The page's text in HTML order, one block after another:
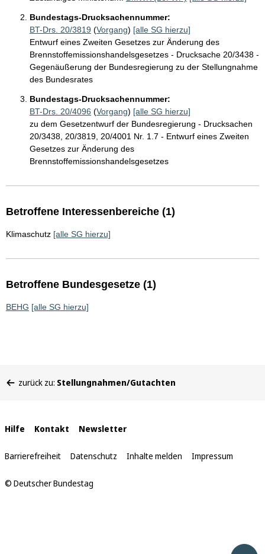
Bundestags-Drucksachennummer:
BT-Drs. 20/3819 (Vorgang) [alle SG hierzu]
Entwurf eines Zweiten Gesetzes zur Änderung des
Brennstoffemissionshandelsgesetzes - Drucksache 20/3438 -
Gegenäußerung der Bundesregierung zu der Stellungnahme
des Bundesrates
Bundestags-Drucksachennummer:
BT-Drs. 20/4096 (Vorgang) [alle SG hierzu]
zu dem Gesetzentwurf der Bundesregierung - Drucksachen
20/3438, 20/3819, 20/4001 Nr. 1.7 - Entwurf eines Zweiten
Gesetzes zur Änderung des
Brennstoffemissionshandelsgesetzes
Betroffene Interessenbereiche (1)
Klimaschutz [alle SG hierzu]
Betroffene Bundesgesetze (1)
BEHG [alle SG hierzu]
befinden
zurück zu: Stellungnahmen/Gutachten
Interne
Links
Hilfe Kontakt Newsletter
Barrierefreiheit Datenschutz Inhalte melden Impressum
© Deutscher Bundestag